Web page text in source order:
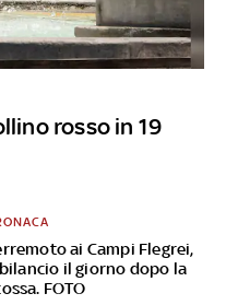
rosso in 19
ai Campi Flegrei,
il giorno dopo la
FOTO